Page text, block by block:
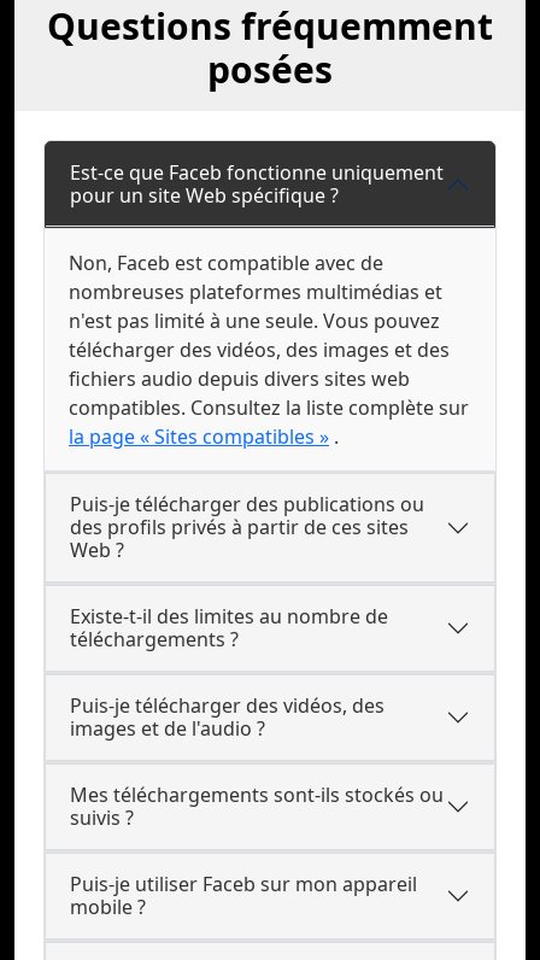
Questions fréquemment
posées
Est-ce que Faceb fonctionne uniquement
pour un site Web spécifique ?
Non, Faceb est compatible avec de
nombreuses plateformes multimédias et
n'est pas limité à une seule. Vous pouvez
télécharger des vidéos, des images et des
fichiers audio depuis divers sites web
compatibles. Consultez la liste complète sur
la page « Sites compatibles » .
Puis-je télécharger des publications ou
des profils privés à partir de ces sites
Web ?
Existe-t-il des limites au nombre de
téléchargements ?
Puis-je télécharger des vidéos, des
images et de l'audio ?
Mes téléchargements sont-ils stockés ou
suivis ?
Puis-je utiliser Faceb sur mon appareil
mobile ?